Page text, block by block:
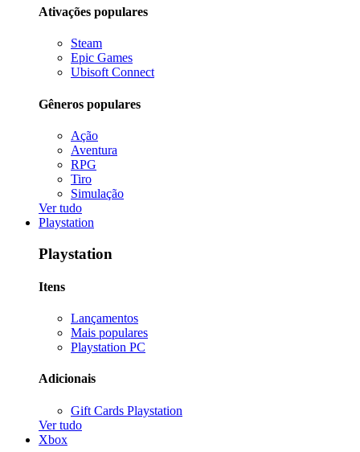
Ativações populares
Steam
Epic Games
Ubisoft Connect
Gêneros populares
Ação
Aventura
RPG
Tiro
Simulação
Ver tudo
Playstation
Playstation
Itens
Lançamentos
Mais populares
Playstation PC
Adicionais
Gift Cards Playstation
Ver tudo
Xbox